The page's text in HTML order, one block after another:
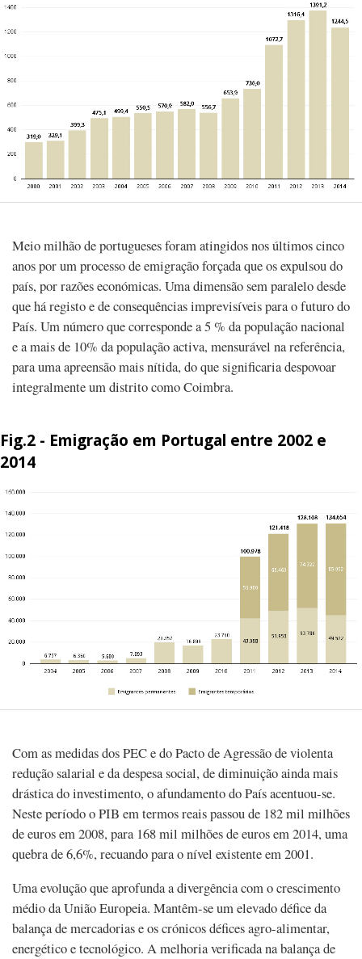
Meio milhão de portugueses foram atingidos nos últimos cinco
anos por um processo de emigração forçada que os expulsou do
país, por razões económicas. Uma dimensão sem paralelo desde
que há registo e de consequências imprevisíveis para o futuro do
País. Um número que corresponde a 5 % da população nacional
e a mais de 10% da população activa, mensurável na referência,
para uma apreensão mais nítida, do que significaria despovoar
integralmente um distrito como Coimbra.
Fig.2 - Emigração em Portugal entre 2002 e
2014
Com as medidas dos PEC e do Pacto de Agressão de violenta
redução salarial e da despesa social, de diminuição ainda mais
drástica do investimento, o afundamento do País acentuou-se.
Neste período o PIB em termos reais passou de 182 mil milhões
de euros em 2008, para 168 mil milhões de euros em 2014, uma
quebra de 6,6%, recuando para o nível existente em 2001.
Uma evolução que aprofunda a divergência com o crescimento
médio da União Europeia. Mantêm-se um elevado défice da
balança de mercadorias e os crónicos défices agro-alimentar,
energético e tecnológico. A melhoria verificada na balança de